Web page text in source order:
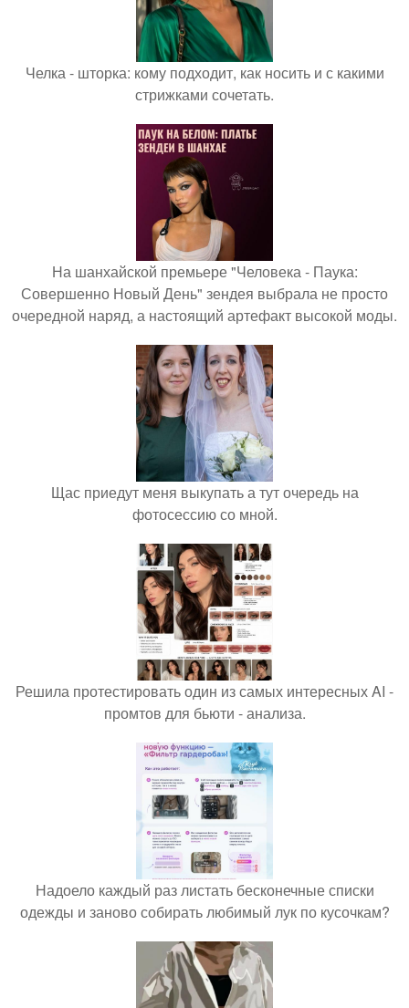
Челка - шторка: кому подходит, как носить и с какими
стрижками сочетать.
На шанхайской премьере "Человека - Паука:
Совершенно Новый День" зендея выбрала не просто
очередной наряд, а настоящий артефакт высокой моды.
Щас приедут меня выкупать а тут очередь на
фотосессию со мной.
Решила протестировать один из самых интересных AI -
промтов для бьюти - анализа.
Надоело каждый раз листать бесконечные списки
одежды и заново собирать любимый лук по кусочкам?